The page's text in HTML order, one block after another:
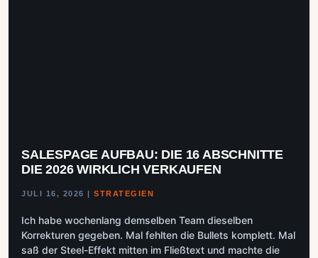
SALESPAGE AUFBAU: DIE 16 ABSCHNITTE
DIE 2026 WIRKLICH VERKAUFEN
JULI 16, 2026 STRATEGIEN
Ich habe wochenlang demselben Team dieselben
Korrekturen gegeben. Mal fehlten die Bullets komplett. Mal
saß der Steel-Effekt mitten im Fließtext und machte die